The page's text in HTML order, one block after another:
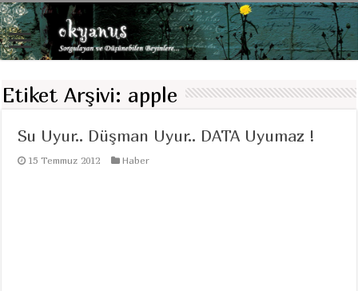
Etiket Arşivi: apple
Su Uyur.. Düşman Uyur.. DATA Uyumaz !
15 Temmuz 2012 Haber